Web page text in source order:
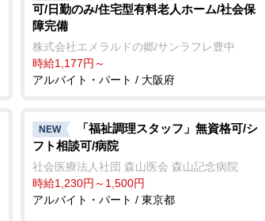
可/日勤のみ/住宅型有料老人ホーム/社会保
障完備
株式会社エメラルドの郷/サンラフレ豊中
時給1,177円～
アルバイト・パート / 大阪府
NEW
「福祉調理スタッフ」無資格可/シ
フト相談可/病院
社会医療法人社団 森山医会 森山記念病院
時給1,230円～1,500円
アルバイト・パート / 東京都